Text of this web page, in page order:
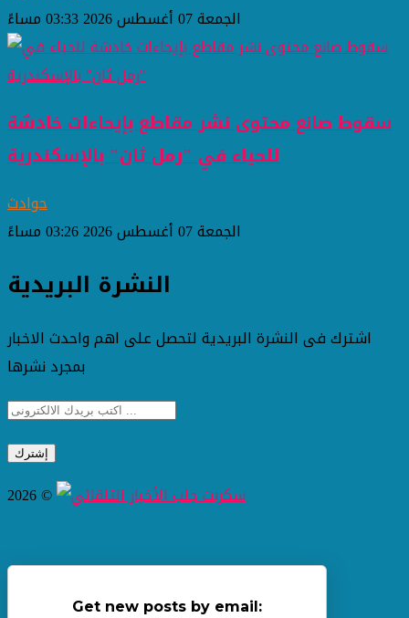
الجمعة 07 أغسطس 2026 03:33 مساءً
سقوط صانع محتوى نشر مقاطع بإيحاءات خادشة
للحياء في "رمل ثان" بالإسكندرية
حوادث
الجمعة 07 أغسطس 2026 03:26 مساءً
النشرة البريدية
اشترك فى النشرة البريدية لتحصل على اهم واحدث الاخبار
بمجرد نشرها
2026 ©
Get new posts by email: